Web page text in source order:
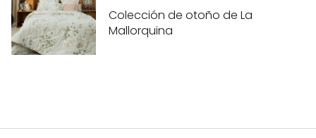
Colección de otoño de La
Mallorquina